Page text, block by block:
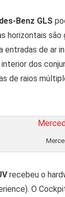
Benz GLS
horizontais
entradas de ar
dos
de raios
recebeu o
O